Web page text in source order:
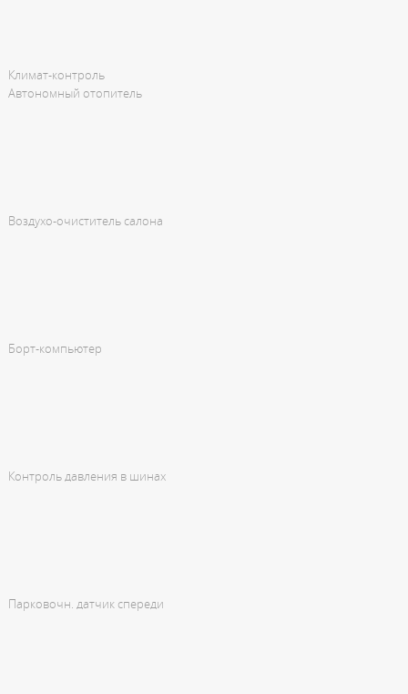
Климат-контроль
Автономный отопитель
Воздухо-очиститель салона
Борт-компьютер
Контроль давления в шинах
Парковочн. датчик спереди